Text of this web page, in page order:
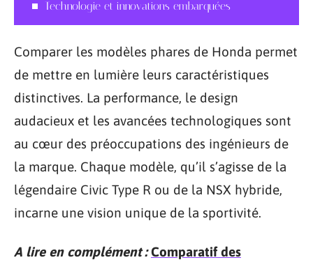
Technologie et innovations embarquées
Comparer les modèles phares de Honda permet
de mettre en lumière leurs caractéristiques
distinctives. La performance, le design
audacieux et les avancées technologiques sont
au cœur des préoccupations des ingénieurs de
la marque. Chaque modèle, qu’il s’agisse de la
légendaire Civic Type R ou de la NSX hybride,
incarne une vision unique de la sportivité.
A lire en complément : Comparatif des